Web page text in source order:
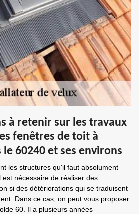
à retenir sur les travaux
fenêtres de toit à
60240 et ses environs
les structures qu'il faut absolument
nécessaire de réaliser des
si des détériorations qui se traduisent
Dans ce cas, on peut vous proposer
60. Il a plusieurs années